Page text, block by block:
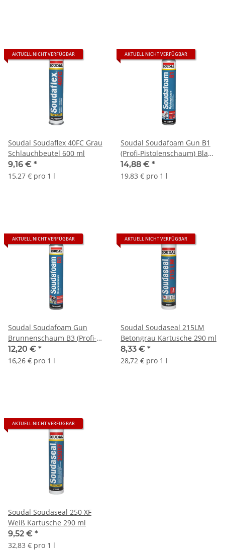
AKTUELL NICHT VERFÜGBAR
Soudal Soudaflex 40FC Grau
Schlauchbeutel 600 ml
9,16 € *
15,27 € pro 1 l
AKTUELL NICHT VERFÜGBAR
Soudal Soudafoam Gun B1
(Profi-Pistolenschaum) Blau
Dose (Deutschland) 750 ml
14,88 € *
19,83 € pro 1 l
AKTUELL NICHT VERFÜGBAR
Soudal Soudafoam Gun
Brunnenschaum B3 (Profi-
Pistolenschaum)
Champagner Dose
12,20 € *
16,26 € pro 1 l
AKTUELL NICHT VERFÜGBAR
Soudal Soudaseal 215LM
Betongrau Kartusche 290 ml
8,33 € *
28,72 € pro 1 l
AKTUELL NICHT VERFÜGBAR
Soudal Soudaseal 250 XF
Weiß Kartusche 290 ml
9,52 € *
32,83 € pro 1 l